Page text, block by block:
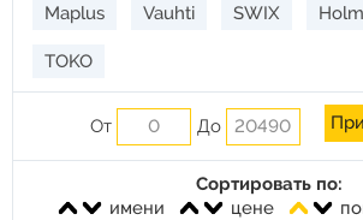
Maplus
Vauhti SWIX
TOKO
Сортировать по:
имени
цене
От До